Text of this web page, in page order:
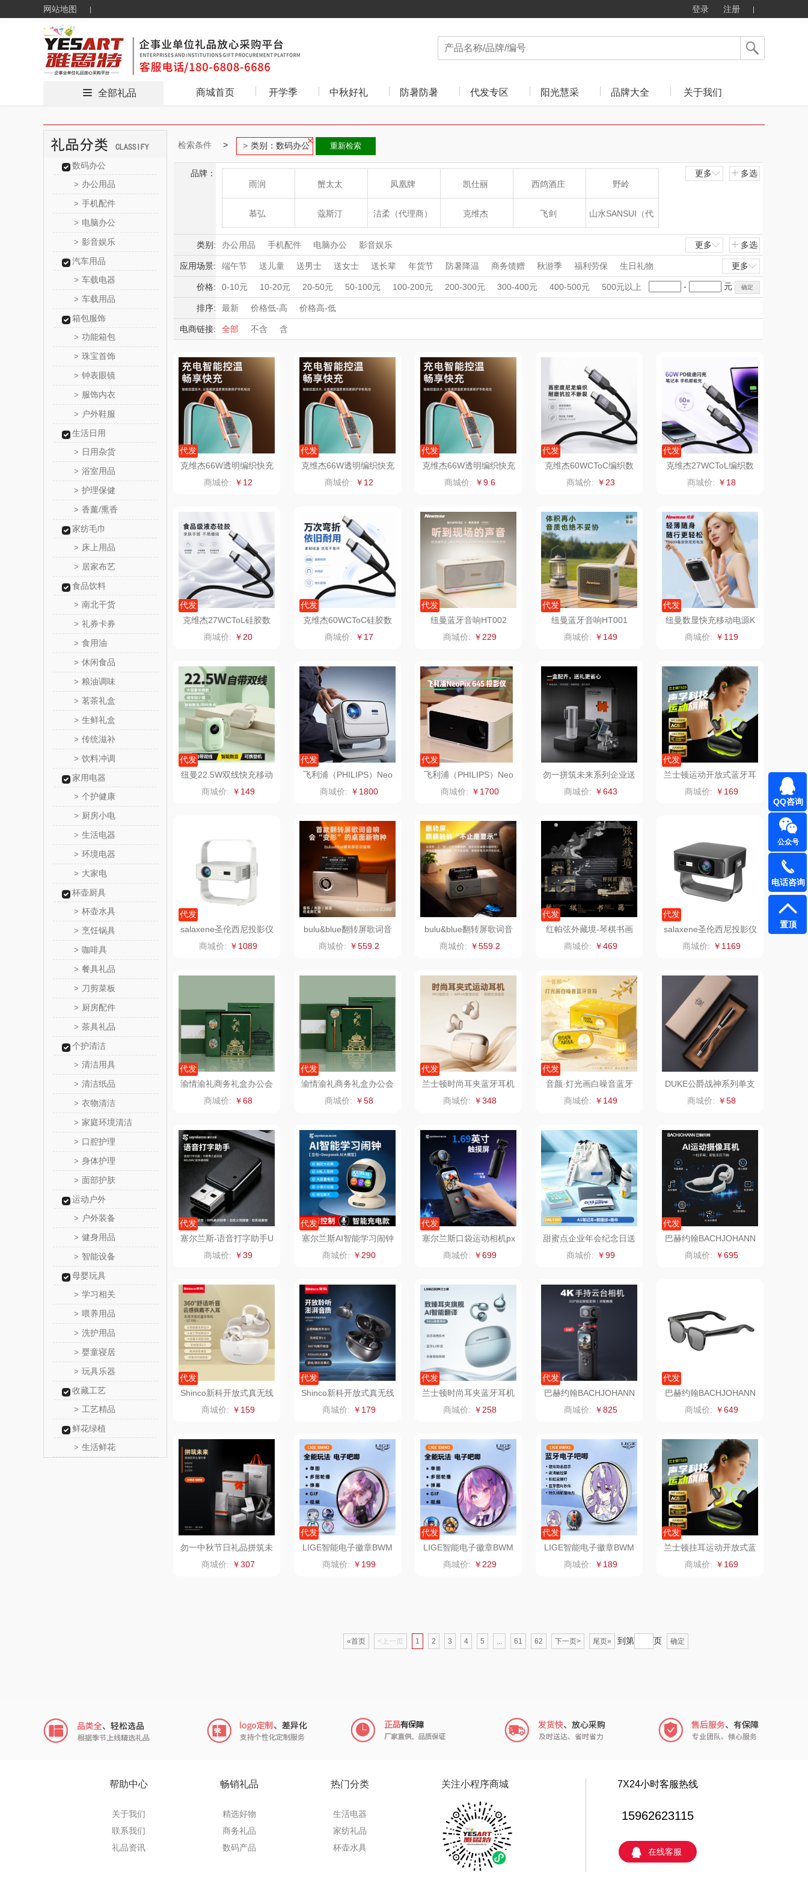
网站地图 登录 注册
全部礼品 商城首页 开学季 中秋好礼 防暑防暑 代发专区 阳光慧采 品牌大全 关于我们
数码办公
> 办公用品
> 手机配件
> 电脑办公
> 影音娱乐
汽车用品
> 车载电器
> 车载用品
箱包服饰
> 功能箱包
> 珠宝首饰
> 钟表眼镜
> 服饰内衣
> 户外鞋服
生活日用
> 日用杂货
> 浴室用品
> 护理保健
> 香薰/熏香
家纺毛巾
> 床上用品
> 居家布艺
食品饮料
> 南北干货
> 礼券卡券
> 食用油
> 休闲食品
> 粮油调味
> 茗茶礼盒
> 生鲜礼盒
> 传统滋补
> 饮料冲调
家用电器
> 个护健康
> 厨房小电
> 生活电器
> 环境电器
> 大家电
杯壶厨具
> 杯壶水具
> 烹饪锅具
> 咖啡具
> 餐具礼品
> 刀剪菜板
> 厨房配件
> 茶具礼品
个护清洁
> 清洁用具
> 清洁纸品
> 衣物清洁
> 家庭环境清洁
> 口腔护理
> 身体护理
> 面部护肤
运动户外
> 户外装备
> 健身用品
> 智能设备
母婴玩具
> 学习相关
> 喂养用品
> 洗护用品
> 婴童寝居
> 玩具乐器
收藏工艺
> 工艺精品
鲜花绿植
> 生活鲜花
检索条件 类别：数码办公 重新检索
品牌：
雨润
蟹太太 凤凰牌 凯仕丽 西鸽酒庄 野岭
慕弘 蔻斯汀 洁柔（代理商） 克维杰 飞剑 山水SANSUI（代
bulu＆blue 八方礼 云上好食光
新秀丽 夏普SHARP 东方沁 绽家 HOLOHOLO 途柏丽TOBERLIR
momo（杯壶） 大嘴猴（杯壶厨具
西屋（运动户外）
小家电） 袋）
唯宝 纺王
元朗荣华 纽曼Newmine
（线下款）
纽曼Newmine 佳帮手 罗莱 超柔床品 三只松鼠（代理
商）
斯凯奇SKECHER 可口可乐Coca Col 十二夏天 百草味（代理商） LUING BOX
立白（包销款） 润本（套装） 戴可思 康宁 京意之选
锦礼 阿茜娅（AGIA） 首佩 SWISS MILITARY 罗莱超柔床品
悦滋木 丝丽诺妃 锐致 倍瑞傲 安宝笛
爱润丝婷 小天鹅 ROBAM老板 康夫
罗尔仕 拜灭士 舒蕾（定制款） 洁玉（定制款） 富昌（定制款） 爱国者（移动电
源）
飞利浦 荣诚 周六福 江中猴姑 江中食疗 凤凰
洛克星球 梵沐 VVC 漫沃星系
五芳斋 立家 泸溪河桃酥 中茶
皇家粮仓 干饭熊饱饱 汉美驰 梦洁家纺 路悠悠
尹谜 金龙鱼（包销款） 德菲摩尔 保宁 伊莎贝拉
英红（包销款） 八马（包销款） 雅莉格丝 臻牧
真不二 富安娜（包销款
1）
西屋（小家电） 渝情渝礼 千问 杜邦（餐具类）
云栖桦田 百事食品 洽洽 奥克斯
无印良品（代理
立时olayks 银小燕 富昌 梦洁
丽耳 三胖蛋
奈斯派索 小度 创维（手表类） 宏太 都乐Dole
邻家饭香 赫兰希 丸美 几梦 欧丽薇兰 易路达
西屋（风扇类） 汤姆逊 皮尔卡丹（皮具
类）
傲胜OSIM 360 艾美特（代理商） 狮峰
澜沧古茶 海尔 keep kaco
吉潮瑞鲜 飞利浦新安怡 伊莱克斯 绿鼻子 乐扣乐扣（箱包杯
壶）
乐美雅（餐具类） 飞利浦（音频类） 珍视明 康恩贝 WENGER/威戈
Alluflon阿路弗仑 爱仕达 乐千厨 悠米UURMI 富安娜（包销款） 冈州故事
北欧沃朗 郎氏达 禹鸿物予 万益蓝
正负零 七匹狼 朱炳仁铜 高洁丝
信科 南方寝饰 瓷咖什 氛围部落 厨邦
乐扣乐扣（小家 厨创妈咪 陇间柒月(包销款) 中华 民间造物
家之礼 啄木鸟PLOVER
（家纺）
金龙鱼 香畴
太力 象印 福礼掌柜 迪士尼（数码类） 冠军 施耐德
向物 来伊份 五谷磨房 她妍社 乐而雅 苏菲
KEPO
乐事 途雅 HYUNDAI（电器 莱克 得一茶
迪士尼（儿童类）
T.J.HARREN
胜源通 蓄光 奥苏米
伍闰堂 摩动
更多 多选
类别: 办公用品 手机配件 电脑办公 影音娱乐 更多 多选
应用场景: 端午节 送儿童 送男士 送女士 送长辈 年货节 防暑降温 商务馈赠 秋游季 福利劳保
生日礼物
积分礼品
周年庆礼品 春游踏青 开学季礼品 毕业季礼品 开门红专区 伴手礼盒 会议礼品
国潮文创
暖冬好物
外事出国 入职礼
高端送礼
开业乔迁 乡村振兴 定制案例 珠宝礼品 酒店旅游 高校礼品 女神节 奶企礼品
银行礼品
保险礼品
建材礼品 政企单位 房地产礼品 汽车礼品 进店礼 情人节 七夕节 建党节 圣诞节
教师节
母亲节
父亲节 儿童节 中秋节 建军节 护士节 重阳节
更多
价格: 0-10元 10-20元 20-50元 50-100元 100-200元 200-300元 300-400元 400-500元 500元以上 - 元
排序: 最新 价格低-高 价格高-低
电商链接: 全部 不含 含
代发
克维杰66W透明编织快充
线2米橙色KV-AC6A20C
商城价: ￥12
代发
克维杰66W透明编织快充
线1.5米橙色KV-AC6A15
C
商城价: ￥12
代发
克维杰66W透明编织快充
线1米橙色KV-AC6A10C
商城价: ￥9.6
代发
克维杰60WCToC编织数
据线黑色1MKV-CC10N
商城价: ￥23
代发
克维杰27WCToL编织数
据线黑色1MKV-CL10N
商城价: ￥18
代发
克维杰27WCToL硅胶数
据线黑色1MKV-CL10S
商城价: ￥20
代发
克维杰60WCToC硅胶数
据线黑色1MKV-CC10S
商城价: ￥17
代发
纽曼蓝牙音响HT002
商城价: ￥229
代发
纽曼蓝牙音响HT001
商城价: ￥149
代发
纽曼数显快充移动电源K
商城价: ￥119
代发
纽曼22.5W双线快充移动
电源K-X106
商城价: ￥149
代发
飞利浦（PHILIPS）Neo
Pix747真1080P
商城价: ￥1800
代发
飞利浦（PHILIPS）Neo
Pix645投影仪家用
商城价: ￥1700
勿一拼筑未来系列企业送
客户伴手礼节日礼盒
商城价: ￥643
代发
兰士顿运动开放式蓝牙耳
机TS19
商城价: ￥169
代发
salaxene圣伦西尼投影仪
商城价: ￥1089
bulu&blue翻转屏歌词音
响【岩黑色】
商城价: ￥559.2
bulu&blue翻转屏歌词音
响【沙金色】
商城价: ￥559.2
代发
红帕弦外藏境-琴棋书画
文创中秋礼盒套装QQSH
商城价: ￥469
代发
salaxene圣伦西尼投影仪
商城价: ￥1169
代发
渝情渝礼商务礼盒办公会
议重庆印象笔记本礼盒B
商城价: ￥68
代发
渝情渝礼商务礼盒办公会
议重庆印象笔记本礼盒A
商城价: ￥58
代发
兰士顿时尚耳夹蓝牙耳机
AirSoulMixTS29
商城价: ￥348
代发
音颜·灯光画白噪音蓝牙
音箱（中秋款）
商城价: ￥149
DUKE公爵战神系列单支
装宝珠笔/钢笔商务书写
笔
商城价: ￥58
代发
塞尔兰斯-语音打字助手U
SB-Ai806
商城价: ￥39
代发
塞尔兰斯AI智能学习闹钟
音箱BK-NO1
商城价: ￥290
代发
塞尔兰斯口袋运动相机px
商城价: ￥699
甜蜜点企业年会纪念日送
客户员工实用伴手礼套装
DAL1391
商城价: ￥99
代发
巴赫约翰BACHJOHANN
AI运动摄像耳机E900
商城价: ￥695
代发
Shinco新科开放式真无线
蓝牙耳机GT19S
商城价: ￥159
代发
Shinco新科开放式真无线
蓝牙耳机GT26S
商城价: ￥179
代发
兰士顿时尚耳夹蓝牙耳机
商城价: ￥258
代发
巴赫约翰BACHJOHANN
手持4K云台相机AT-M10
5
商城价: ￥825
代发
巴赫约翰BACHJOHANN
智能眼镜AI-M02S
商城价: ￥649
勿一中秋节日礼品拼筑未
来·共启新程A科技感送客
户实用
商城价: ￥307
代发
LIGE智能电子徽章BWM
商城价: ￥199
代发
LIGE智能电子徽章BWM
商城价: ￥229
代发
LIGE智能电子徽章BWM
商城价: ￥189
代发
兰士顿挂耳运动开放式蓝
牙耳机TS19
商城价: ￥169
«首页 <上一页 1 2 3 4 5 ... 61 62 下一页> 尾页» 到第 页 确定
帮助中心
关于我们
联系我们
礼品资讯
畅销礼品
精选好物
商务礼品
数码产品
热门分类
生活电器
家纺礼品
杯壶水具
关注小程序商城 7X24小时客服热线
15962623115
在线客服
QQ咨询
公众号
电话咨询
置顶